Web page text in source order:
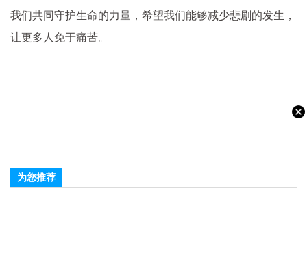
我们共同守护生命的力量，希望我们能够减少悲剧的发生，
让更多人免于痛苦。
为您推荐